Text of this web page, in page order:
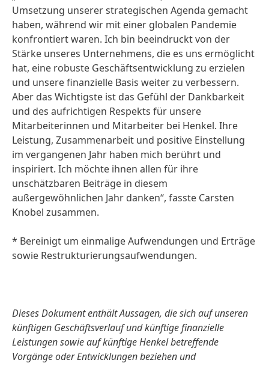
Umsetzung unserer strategischen Agenda gemacht
haben, während wir mit einer globalen Pandemie
konfrontiert waren. Ich bin beeindruckt von der
Stärke unseres Unternehmens, die es uns ermöglicht
hat, eine robuste Geschäftsentwicklung zu erzielen
und unsere finanzielle Basis weiter zu verbessern.
Aber das Wichtigste ist das Gefühl der Dankbarkeit
und des aufrichtigen Respekts für unsere
Mitarbeiterinnen und Mitarbeiter bei Henkel. Ihre
Leistung, Zusammenarbeit und positive Einstellung
im vergangenen Jahr haben mich berührt und
inspiriert. Ich möchte ihnen allen für ihre
unschätzbaren Beiträge in diesem
außergewöhnlichen Jahr danken“, fasste Carsten
Knobel zusammen.
* Bereinigt um einmalige Aufwendungen und Erträge
sowie Restrukturierungsaufwendungen.
Dieses Dokument enthält Aussagen, die sich auf unseren
künftigen Geschäftsverlauf und künftige finanzielle
Leistungen sowie auf künftige Henkel betreffende
Vorgänge oder Entwicklungen beziehen und